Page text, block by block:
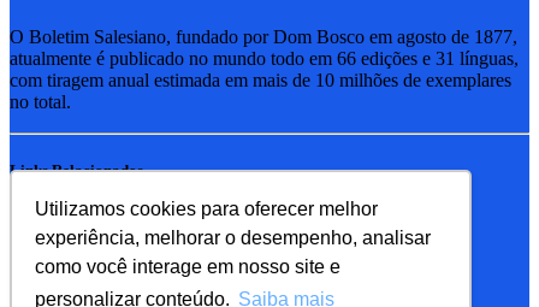
Utilizamos cookies para oferecer melhor
experiência, melhorar o desempenho, analisar
como você interage em nosso site e
personalizar conteúdo. Saiba mais
O Boletim Salesiano, fundado por Dom Bosco em agosto de 1877,
atualmente é publicado no mundo todo em 66 edições e 31 línguas,
com tiragem anual estimada em mais de 10 milhões de exemplares
no total.
Links Relacionados
RSB - Rede Salesiana Brasil
EDEBE - Editora
UPV - União pela Vida